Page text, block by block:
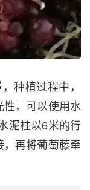
种植过程中，
性，可以使用水
泥柱以6米的行
再将葡萄藤牵